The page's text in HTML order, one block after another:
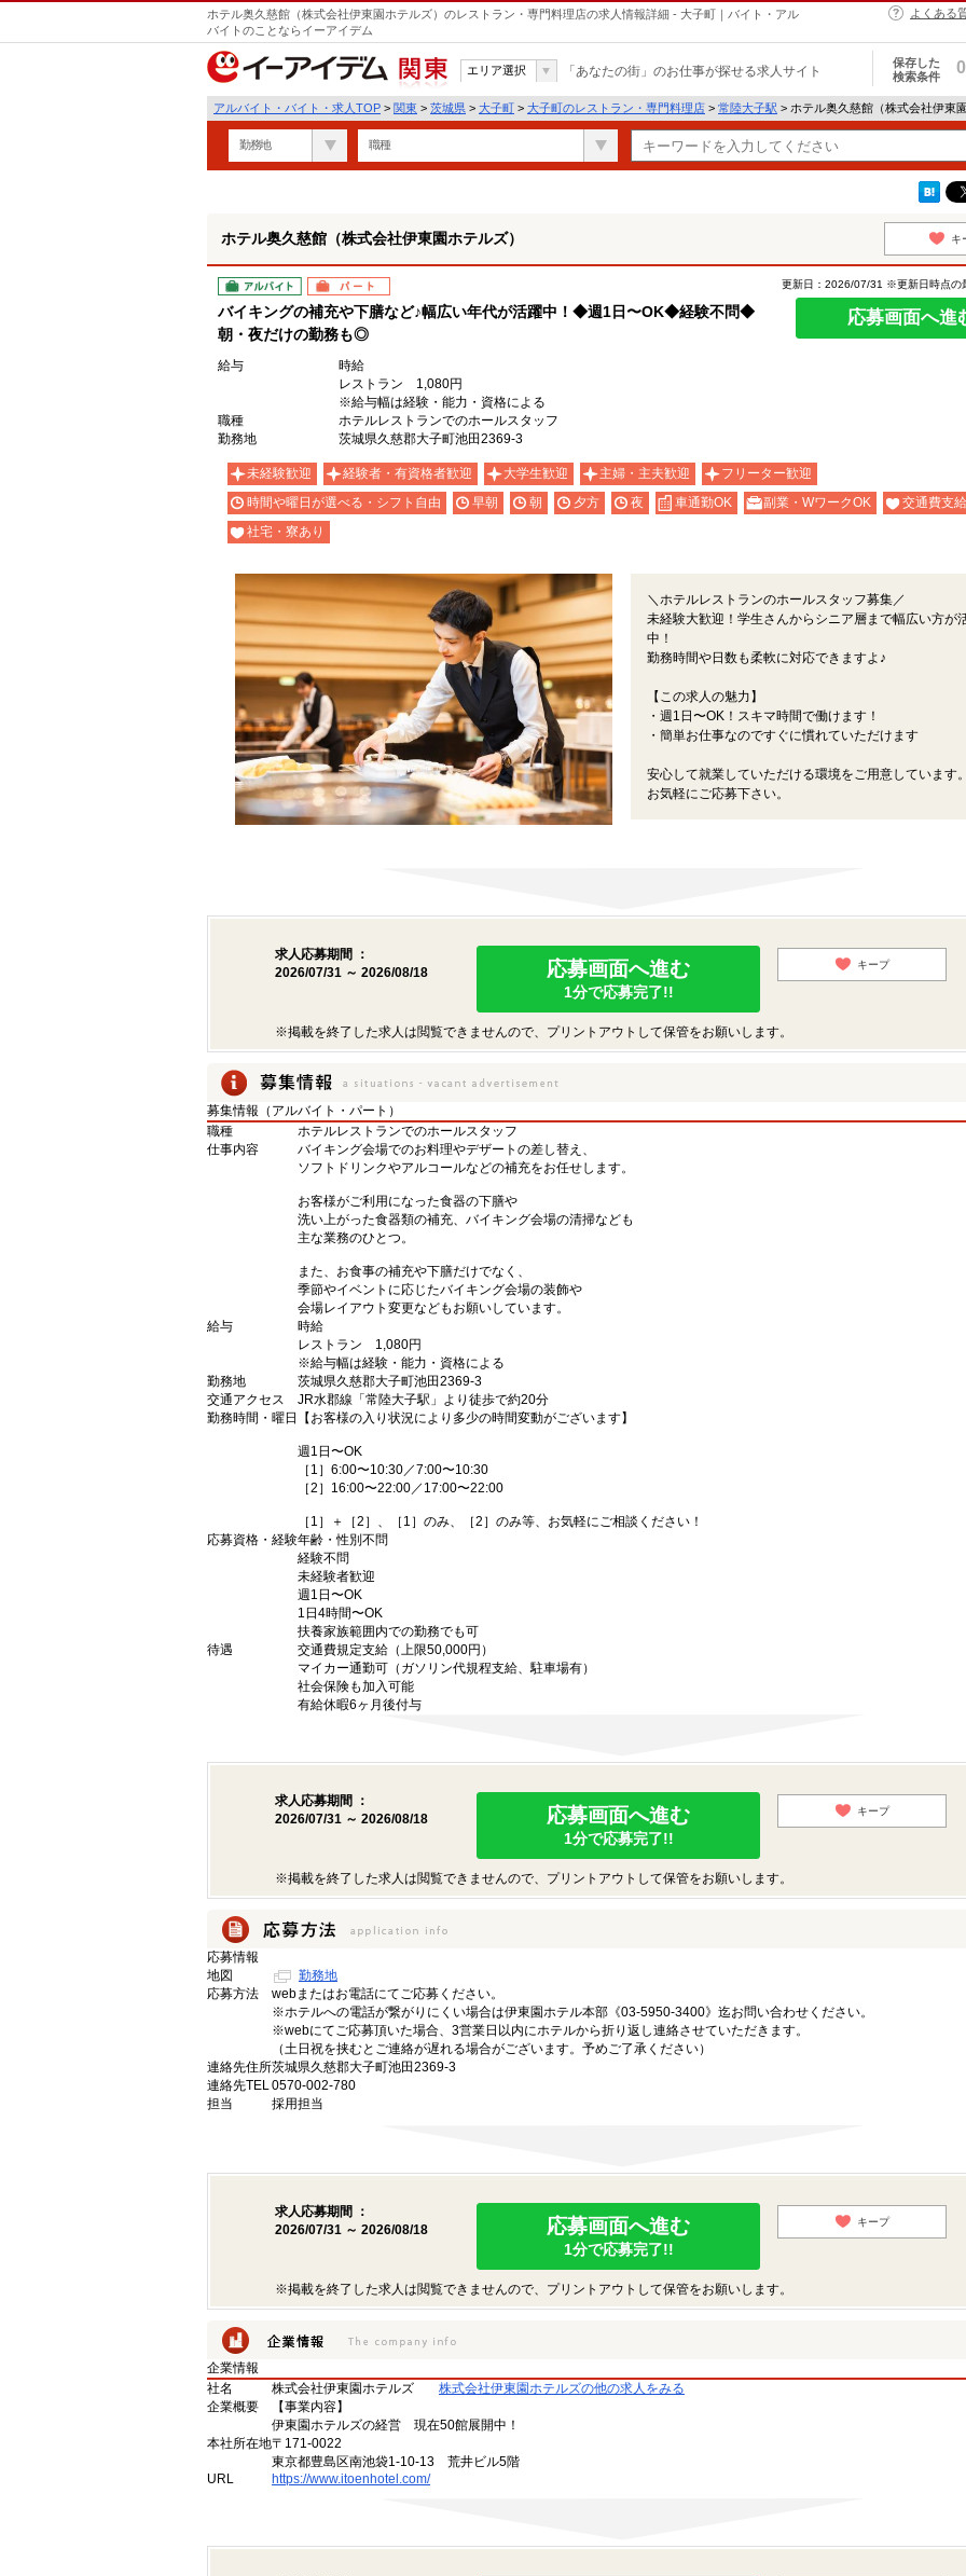
ホテル奥久慈館（株式会社伊東園ホテルズ）のレストラン・専門料理店の求人情報詳細 - 大子町｜バイト・アル
バイトのことならイーアイデム
よくある
関東
エリア選択 「あなたの街」のお仕事が探せる求人サイト
保存した
検索条件
0
アルバイト・バイト・求人TOP > 関東 > 茨城県 > 大子町 > 大子町のレストラン・専門料理店 > 常陸大子駅 > ホテル奥久慈館（株式会社伊東
勤務地 職種
ホテル奥久慈館（株式会社伊東園ホテルズ） キ
アルバイト パート
バイキングの補充や下膳など♪幅広い年代が活躍中！◆週1日〜OK◆経験不問◆
朝・夜だけの勤務も◎
更新日：2026/07/31 ※更新日時点の
応募画面へ進
給与
時給
レストラン 1,080円
※給与幅は経験・能力・資格による
職種
ホテルレストランでのホールスタッフ
勤務地
茨城県久慈郡大子町池田2369-3
未経験歓迎 経験者・有資格者歓迎 大学生歓迎 主婦・主夫歓迎
フリーター歓迎
時間や曜日が選べる・シフト自由
早朝 朝 夕方 夜 車通勤OK 副業・WワークOK
交通費支給
社宅・寮あり
＼ホテルレストランのホールスタッフ募集／
未経験大歓迎！学生さんからシニア層まで幅広い方が
中！
勤務時間や日数も柔軟に対応できますよ♪
【この求人の魅力】
・週1日〜OK！スキマ時間で働けます！
・簡単お仕事なのですぐに慣れていただけます
安心して就業していただける環境をご用意しています
お気軽にご応募下さい。
求人応募期間 ：
2026/07/31 ～ 2026/08/18
応募画面へ進む
1分で応募完了!!
キープ
※掲載を終了した求人は閲覧できませんので、プリントアウトして保管をお願いします。
募集情報（アルバイト・パート）
職種
ホテルレストランでのホールスタッフ
仕事内容
バイキング会場でのお料理やデザートの差し替え、
ソフトドリンクやアルコールなどの補充をお任せします。
お客様がご利用になった食器の下膳や
洗い上がった食器類の補充、バイキング会場の清掃なども
主な業務のひとつ。
また、お食事の補充や下膳だけでなく、
季節やイベントに応じたバイキング会場の装飾や
会場レイアウト変更などもお願いしています。
給与
時給
レストラン 1,080円
※給与幅は経験・能力・資格による
勤務地
茨城県久慈郡大子町池田2369-3
交通アクセス
JR水郡線「常陸大子駅」より徒歩で約20分
勤務時間・曜日
【お客様の入り状況により多少の時間変動がございます】
週1日〜OK
［1］6:00〜10:30／7:00〜10:30
［2］16:00〜22:00／17:00〜22:00
［1］＋［2］、［1］のみ、［2］のみ等、お気軽にご相談ください！
応募資格・経験年齢・性別不問
経験不問
未経験者歓迎
週1日〜OK
1日4時間〜OK
扶養家族範囲内での勤務でも可
待遇
交通費規定支給（上限50,000円）
マイカー通勤可（ガソリン代規程支給、駐車場有）
社会保険も加入可能
有給休暇6ヶ月後付与
求人応募期間 ：
2026/07/31 ～ 2026/08/18
応募画面へ進む
1分で応募完了!!
キープ
※掲載を終了した求人は閲覧できませんので、プリントアウトして保管をお願いします。
応募情報
地図
勤務地
応募方法
webまたはお電話にてご応募ください。
※ホテルへの電話が繋がりにくい場合は伊東園ホテル本部《03-5950-3400》迄お問い合わせください。
※webにてご応募頂いた場合、3営業日以内にホテルから折り返し連絡させていただきます。
（土日祝を挟むとご連絡が遅れる場合がございます。予めご了承ください）
連絡先住所茨城県久慈郡大子町池田2369-3
連絡先TEL0570-002-780
担当
採用担当
求人応募期間 ：
2026/07/31 ～ 2026/08/18
応募画面へ進む
1分で応募完了!!
キープ
※掲載を終了した求人は閲覧できませんので、プリントアウトして保管をお願いします。
企業情報
社名
株式会社伊東園ホテルズ
株式会社伊東園ホテルズの他の求人をみる
企業概要
【事業内容】
伊東園ホテルズの経営 現在50館展開中！
本社所在地〒171-0022
東京都豊島区南池袋1-10-13 荒井ビル5階
URL
https://www.itoenhotel.com/